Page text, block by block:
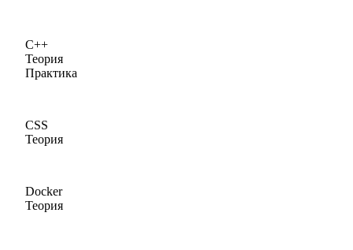
C++
Теория
Практика
CSS
Теория
Docker
Теория